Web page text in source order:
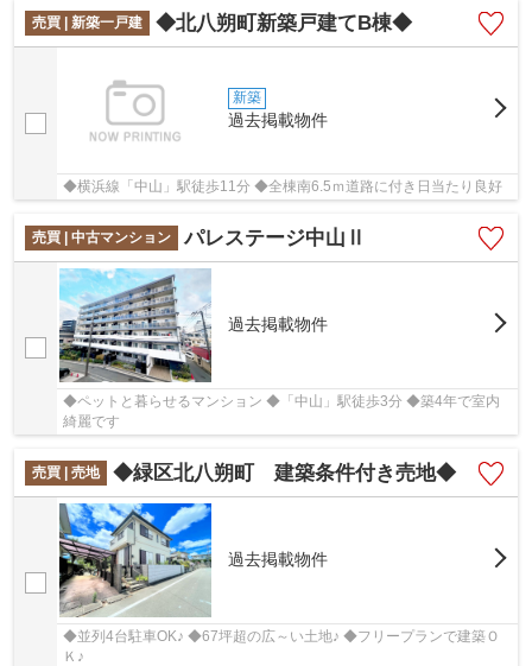
売買 | 新築一戸建 ◆北八朔町新築戸建てB棟◆
新築
過去掲載物件
◆横浜線「中山」駅徒歩11分 ◆全棟南6.5ｍ道路に付き日当たり良好
売買 | 中古マンション パレステージ中山Ⅱ
過去掲載物件
◆ペットと暮らせるマンション ◆「中山」駅徒歩3分 ◆築4年で室内
綺麗です
売買 | 売地 ◆緑区北八朔町 建築条件付き売地◆
過去掲載物件
◆並列4台駐車OK♪ ◆67坪超の広～い土地♪ ◆フリープランで建築Ｏ
Ｋ♪